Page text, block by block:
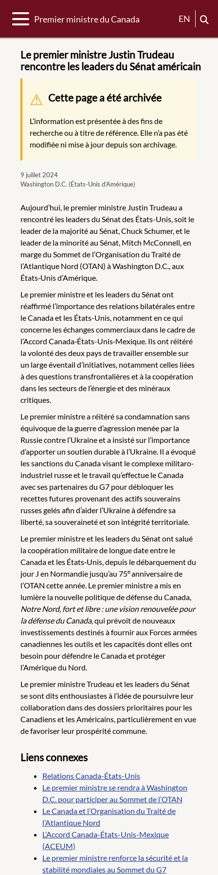
Basculer la navigation
Premier ministre du Canada EN
Le premier ministre Justin Trudeau
rencontre les leaders du Sénat américain
Message d'avertissement
Cette page a été archivée
L’information est présentée à des fins de
recherche ou à titre de référence. Elle n’a pas été
modifiée ni mise à jour depuis son archivage.
9 juillet 2024
Washington D.C. (États-Unis d’Amérique)
Aujourd’hui, le premier ministre Justin Trudeau a
rencontré les leaders du Sénat des États-Unis, soit le
leader de la majorité au Sénat, Chuck Schumer, et le
leader de la minorité au Sénat, Mitch McConnell, en
marge du Sommet de l’Organisation du Traité de
l’Atlantique Nord (OTAN) à Washington D.C., aux
États‑Unis d’Amérique.
Le premier ministre et les leaders du Sénat ont
réaffirmé l’importance des relations bilatérales entre
le Canada et les États-Unis, notamment en ce qui
concerne les échanges commerciaux dans le cadre de
l’Accord Canada‑États-Unis‑Mexique. Ils ont réitéré
la volonté des deux pays de travailler ensemble sur
un large éventail d’initiatives, notamment celles liées
à des questions transfrontalières et à la coopération
dans les secteurs de l’énergie et des minéraux
critiques.
Le premier ministre a réitéré sa condamnation sans
équivoque de la guerre d’agression menée par la
Russie contre l’Ukraine et a insisté sur l’importance
d’apporter un soutien durable à l’Ukraine. Il a évoqué
les sanctions du Canada visant le complexe militaro-
industriel russe et le travail qu’effectue le Canada
avec ses partenaires du G7 pour débloquer les
recettes futures provenant des actifs souverains
russes gelés afin d’aider l’Ukraine à défendre sa
liberté, sa souveraineté et son intégrité territoriale.
Le premier ministre et les leaders du Sénat ont salué
la coopération militaire de longue date entre le
Canada et les États‑Unis, depuis le débarquement du
jour J en Normandie jusqu’au 75eanniversaire de
l’OTAN cette année. Le premier ministre a mis en
lumière la nouvelle politique de défense du Canada,
Notre Nord, fort et libre : une vision renouvelée pour
la défense du Canada, qui prévoit de nouveaux
investissements destinés à fournir aux Forces armées
canadiennes les outils et les capacités dont elles ont
besoin pour défendre le Canada et protéger
l’Amérique du Nord.
Le premier ministre Trudeau et les leaders du Sénat
se sont dits enthousiastes à l’idée de poursuivre leur
collaboration dans des dossiers prioritaires pour les
Canadiens et les Américains, particulièrement en vue
de favoriser leur prospérité commune.
Liens connexes
Relations Canada-États-Unis
Le premier ministre se rendra à Washington
D.C. pour participer au Sommet de l’OTAN
Le Canada et l’Organisation du Traité de
l’Atlantique Nord
L’Accord Canada-États-Unis-Mexique
(ACEUM)
Le premier ministre renforce la sécurité et la
stabilité mondiales au Sommet du G7